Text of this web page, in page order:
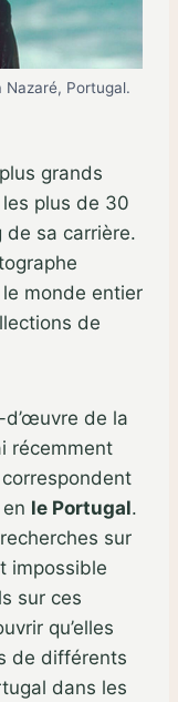
Nazaré, Portugal.
grands
plus de 30
de sa carrière.
monde entier
de
de la
récemment
le Portugal.
sur
impossible
sur ces
qu’elles
de différents
dans les